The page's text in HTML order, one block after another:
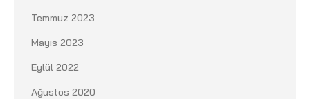
Temmuz 2023
Mayıs 2023
Eylül 2022
Ağustos 2020